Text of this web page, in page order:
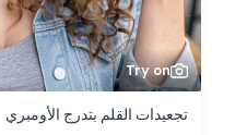
Try on
تجعيدات القلم بتدرج الأومبري